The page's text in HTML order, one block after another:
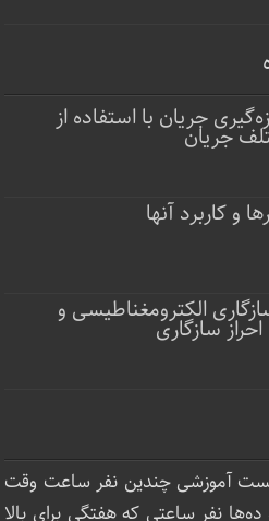
جریان با استفاده از
جریان
و کاربرد آنها
الکترومغناطیسی و
سازگاری
آموزشی چندین نفر ساعت‌ وقت
نفر ساعتی که هفتگی برای بالا